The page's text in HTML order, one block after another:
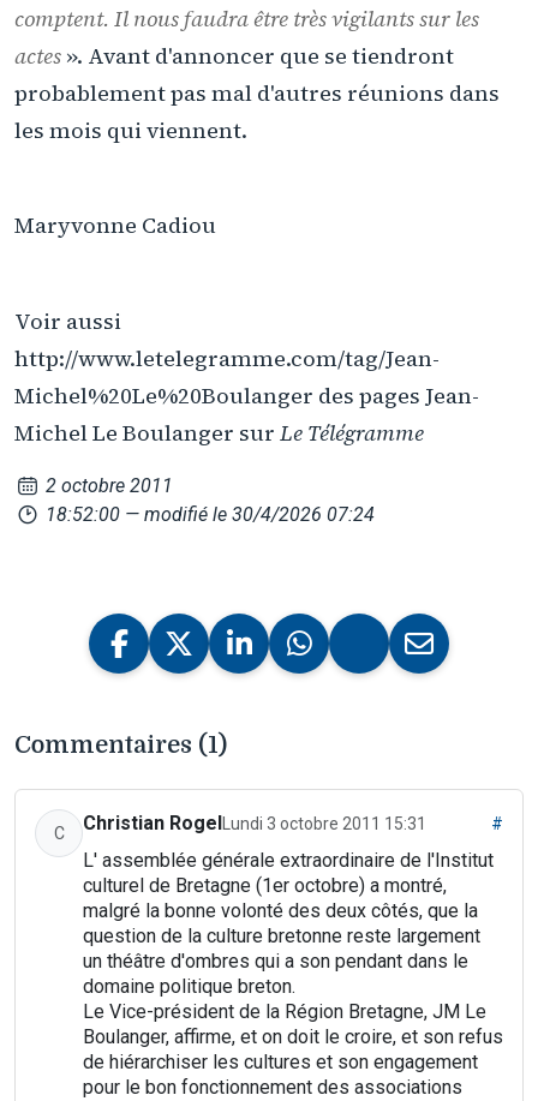
comptent. Il nous faudra être très vigilants sur les
actes ». Avant d'annoncer que se tiendront
probablement pas mal d'autres réunions dans
les mois qui viennent.
Maryvonne Cadiou
Voir aussi
http://www.letelegramme.com/tag/Jean-
Michel%20Le%20Boulanger des pages Jean-
Michel Le Boulanger sur Le Télégramme
2 octobre 2011
18:52:00 — modifié le 30/4/2026 07:24
Commentaires (1)
C Christian Rogel Lundi 3 octobre 2011 15:31 #
L' assemblée générale extraordinaire de l'Institut
culturel de Bretagne (1er octobre) a montré,
malgré la bonne volonté des deux côtés, que la
question de la culture bretonne reste largement
un théâtre d'ombres qui a son pendant dans le
domaine politique breton.
Le Vice-président de la Région Bretagne, JM Le
Boulanger, affirme, et on doit le croire, et son refus
de hiérarchiser les cultures et son engagement
pour le bon fonctionnement des associations